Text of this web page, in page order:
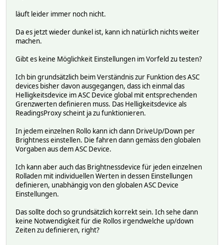
setstate DUOFERN_42890B 2024-11-25 17:21:56 windMode off
läuft leider immer noch nicht.
Da es jetzt wieder dunkel ist, kann ich natürlich nichts weiter
machen.
Gibt es keine Möglichkeit Einstellungen im Vorfeld zu testen?
Ich bin grundsätzlich beim Verständnis zur Funktion des ASC
devices bisher davon ausgegangen, dass ich einmal das
Helligkeitsdevice im ASC Device global mit entsprechenden
Grenzwerten definieren muss. Das Helligkeitsdevice als
ReadingsProxy scheint ja zu funktionieren.
In jedem einzelnen Rollo kann ich dann DriveUp/Down per
Brightness einstellen. Die fahren dann gemäss den globalen
Vorgaben aus dem ASC Device.
Ich kann aber auch das Brightnessdevice für jeden einzelnen
Rolladen mit individuellen Werten in dessen Einstellungen
definieren, unabhängig von den globalen ASC Device
Einstellungen.
Das sollte doch so grundsätzlich korrekt sein. Ich sehe dann
keine Notwendigkeit für die Rollos irgendwelche up/down
Zeiten zu definieren, right?